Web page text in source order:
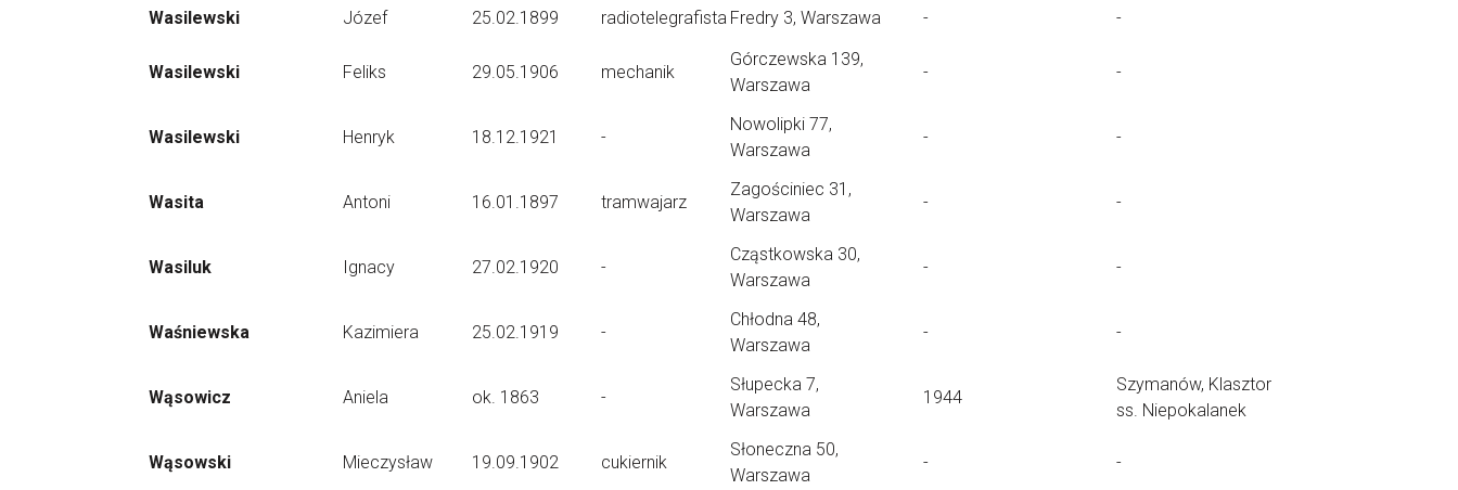
Wasilewski Józef 25.02.1899 radiotelegrafista Fredry 3, Warszawa - -
Wasilewski Feliks 29.05.1906 mechanik
Górczewska 139,
Warszawa
- -
Wasilewski Henryk 18.12.1921 -
Nowolipki 77,
Warszawa
- -
Wasita Antoni 16.01.1897 tramwajarz
Zagościniec 31,
Warszawa
- -
Wasiluk Ignacy 27.02.1920 -
Cząstkowska 30,
Warszawa
- -
Waśniewska Kazimiera 25.02.1919 -
Chłodna 48,
Warszawa
- -
Wąsowicz Aniela ok. 1863 -
Słupecka 7,
Warszawa
1944
Szymanów, Klasztor
ss. Niepokalanek
Wąsowski Mieczysław 19.09.1902 cukiernik
Słoneczna 50,
Warszawa
- -